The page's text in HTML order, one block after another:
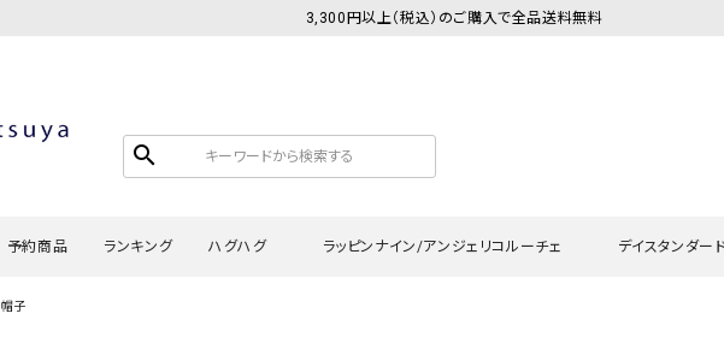
3,300円以上（税込）のご購入で全品送料無料
search
予約商品 ランキング ハグハグ ラッピンナイン/アンジェリコルーチェ デイスタンダー
帽子